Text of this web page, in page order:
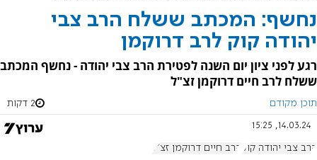
נחשף: המכתב ששלח הרב צבי
יהודה קוק לרב דרוקמן
רגע לפני ציון יום השנה לפטירת הרב צבי יהודה - נחשף המכתב
ששלח לרב חיים דרוקמן זצ"ל
תוכן מקודם 2 דקות
14.03.24, 15:25
הרב צבי יהודה קוק הרב חיים דרוקמן זצ"ל